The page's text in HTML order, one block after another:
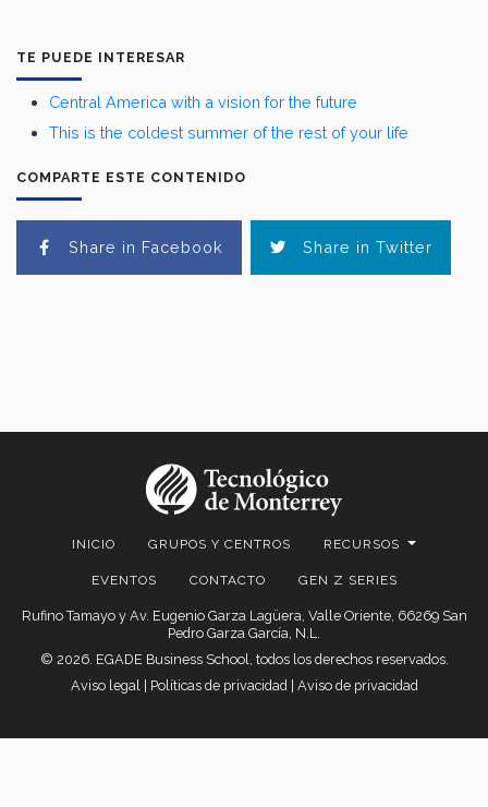
TE PUEDE INTERESAR
Central America with a vision for the future
This is the coldest summer of the rest of your life
COMPARTE ESTE CONTENIDO
Share in Facebook Share in Twitter
INICIO GRUPOS Y CENTROS RECURSOS
EVENTOS CONTACTO GEN Z SERIES
Rufino Tamayo y Av. Eugenio Garza Lagüera, Valle Oriente, 66269 San
Pedro Garza García, N.L.
© 2026. EGADE Business School, todos los derechos reservados.
Aviso legal
Políticas de privacidad Aviso de privacidad